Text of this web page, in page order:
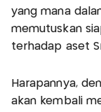
yang mana
memutuskan
terhadap aset
Harapannya,
akan kembali